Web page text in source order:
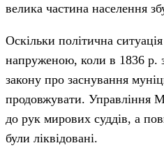
велика частина населення
Оскільки політична
напруженою, коли в 1836 р.
закону про заснування
продовжувати. Управління
до рук мирових суддів, а
були ліквідовані.